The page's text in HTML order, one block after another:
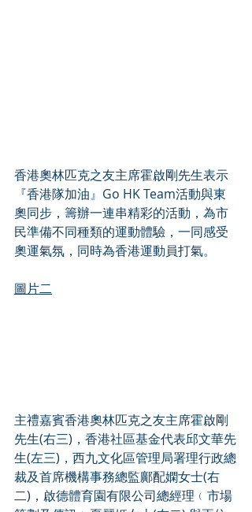
香港奧林匹克之友主席霍啟剛先生表示
『香港隊加油』Go HK Team活動與東
奧同步，籌辦一連串精彩的活動，為市
民準備不同種類的運動體驗，一同感受
奧運氣氛，同時為香港運動員打氣。
圖片二
主禮嘉賓香港奧林匹克之友主席霍啟剛
先生(右三)，香港社區基金代表邱文華先
生(左三)，西九文化區管理局署理行政總
裁及首席機構事務總監鄺配嫻女士(右
二)，啟德體育園有限公司總經理﹙市場